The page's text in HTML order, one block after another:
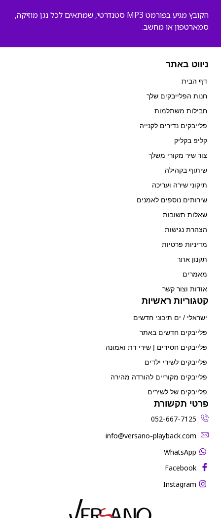
הקובץ מגיע בפורמט MP3 סטנדרטי, שמתאים לכל נגן מוזיקה,
סמארטפון או מחשב.
ניווט באתר
דף הבית
חנות הפלייבקים שלך
חבילות משתלמות
פלייבקים נדירים לקנייה
קליפ בקליק
צור שיר מקורי משלך
שיתוף בקהילה
תיקוני שירה ועריכה
שירותים נוספים לאמנים
שאלות תשובות
הצהרת נגישות
מדיניות פרטיות
תקנון אתר
מאמרים
אודות וצור קשר
קטגוריות ראשיות
ישראלי / ים תיכוני חדשים
פלייבקים חדשים באתר
פלייבקים חסידים | שירי דת ואמונה
פלייבקים לשירי ילדים
פלייבקים מקוריים להורדה מהירה
פלייבקים של לשירים
פרטי תקשורת
052-667-7125
‫info@versano-playback.com‬
WhatsApp
Facebook
Instagram